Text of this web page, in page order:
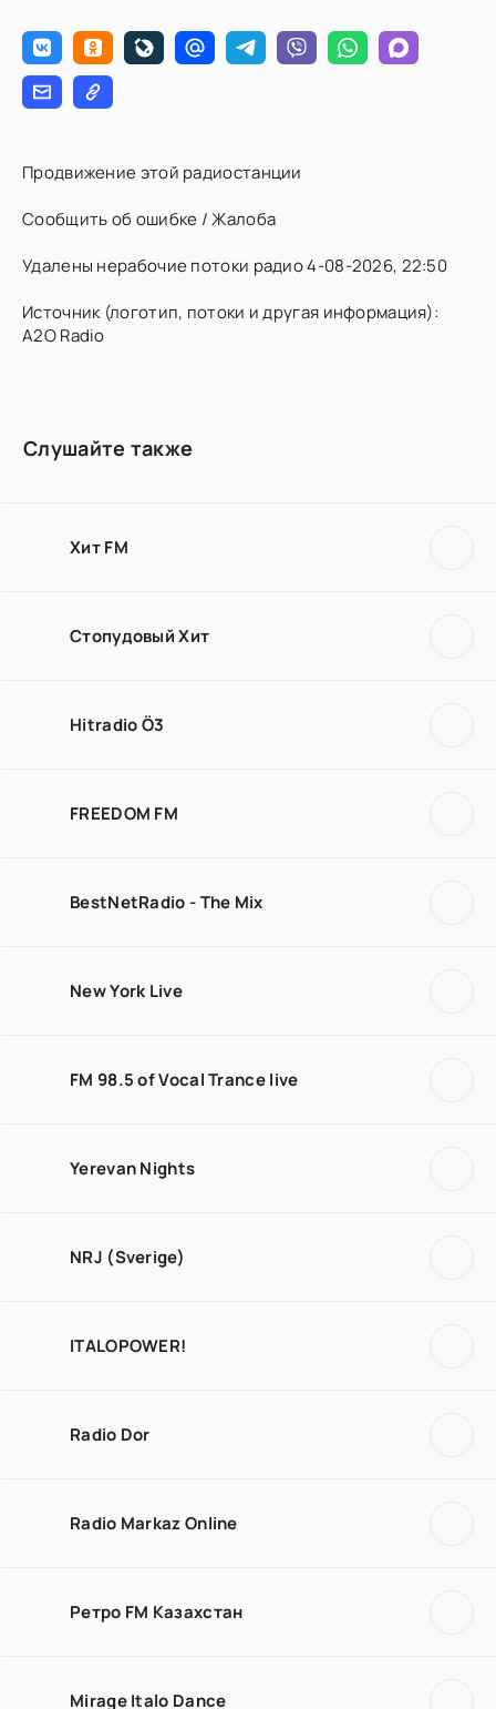
Продвижение этой радиостанции
Сообщить об ошибке / Жалоба
Удалены нерабочие потоки радио 4-08-2026, 22:50
Источник (логотип, потоки и другая информация):
A2O Radio
Слушайте также
Хит FM
Стопудовый Хит
Hitradio Ö3
FREEDOM FM
BestNetRadio - The Mix
New York Live
FM 98.5 of Vocal Trance live
Yerevan Nights
NRJ (Sverige)
ITALOPOWER!
Radio Dor
Radio Markaz Online
Ретро FM Казахстан
Mirage Italo Dance